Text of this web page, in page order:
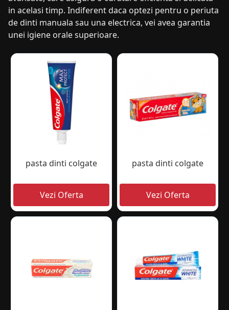
in acelasi timp. Indiferent daca optezi pentru o periuta
de dinti manuala sau una electrica, vei avea garantia
unei igiene orale superioare.
pasta dinti colgate pasta dinti colgate